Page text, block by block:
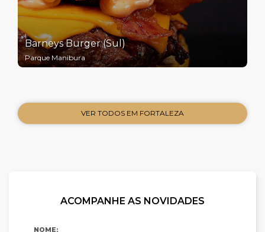
Barneys Burger (Sul)
Parque Manibura
VER TODOS EM FORTALEZA
ACOMPANHE AS NOVIDADES
NOME: